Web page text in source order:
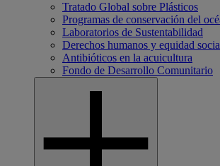
Tratado Global sobre Plásticos
Programas de conservación del
Laboratorios de Sustentabilidad
Derechos humanos y equidad
Antibióticos en la acuicultura
Fondo de Desarrollo Comunitario